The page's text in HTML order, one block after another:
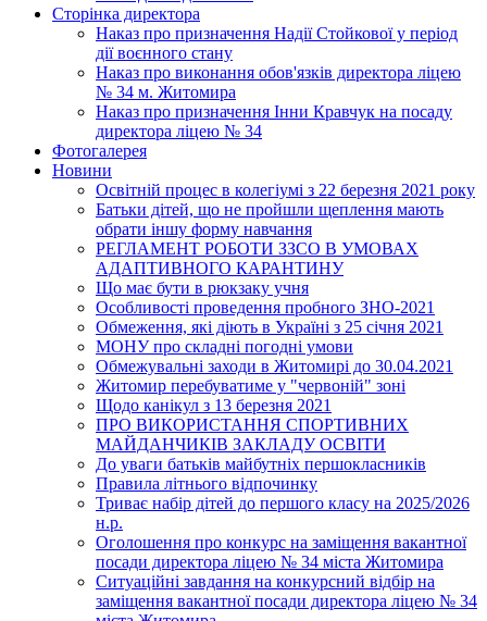
Сторінка директора
Наказ про призначення Надії Стойкової у період
дії воєнного стану
Наказ про виконання обов'язків директора ліцею
№ 34 м. Житомира
Наказ про призначення Інни Кравчук на посаду
директора ліцею № 34
Фотогалерея
Новини
Освітній процес в колегіумі з 22 березня 2021 року
Батьки дітей, що не пройшли щеплення мають
обрати іншу форму навчання
РЕГЛАМЕНТ РОБОТИ ЗЗСО В УМОВАХ
АДАПТИВНОГО КАРАНТИНУ
Що має бути в рюкзаку учня
Особливості проведення пробного ЗНО-2021
Обмеження, які діють в Україні з 25 січня 2021
МОНУ про складні погодні умови
Обмежувальні заходи в Житомирі до 30.04.2021
Житомир перебуватиме у "червоній" зоні
Щодо канікул з 13 березня 2021
ПРО ВИКОРИСТАННЯ СПОРТИВНИХ
МАЙДАНЧИКІВ ЗАКЛАДУ ОСВІТИ
До уваги батьків майбутніх першокласників
Правила літнього відпочинку
Триває набір дітей до першого класу на 2025/2026
н.р.
Оголошення про конкурс на заміщення вакантної
посади директора ліцею № 34 міста Житомира
Ситуаційні завдання на конкурсний відбір на
заміщення вакантної посади директора ліцею № 34